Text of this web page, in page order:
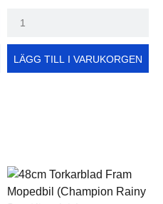
LÄGG TILL I VARUKORGEN